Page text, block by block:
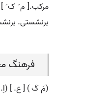
مرکب.[ م َ ک َ ] (
برنشستی.
فرهنگ
(مَ کَ ) [ ع. ] (اِ.